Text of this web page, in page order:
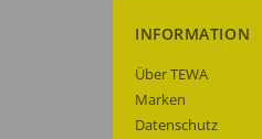
INFORMATION
Über TEWA
Marken
Datenschutz